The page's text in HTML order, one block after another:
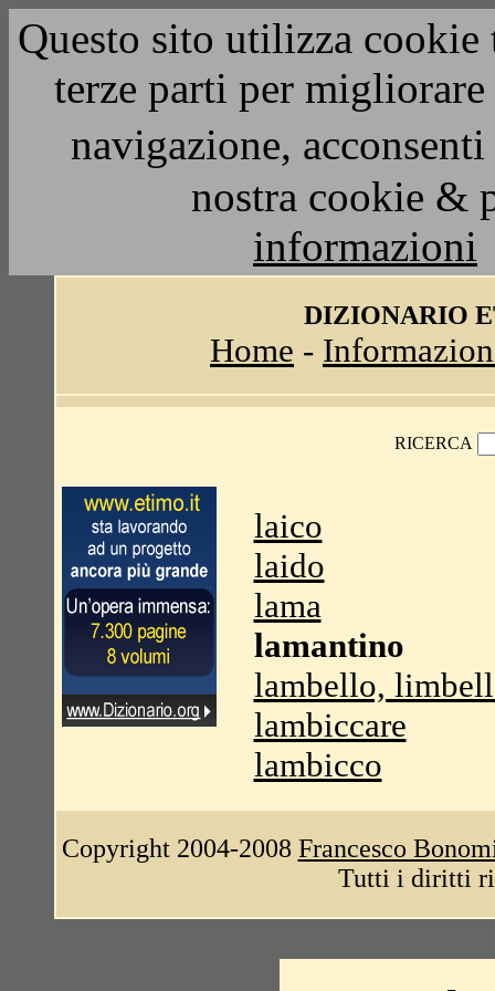
Questo sito utilizza
terze parti per
navigazione,
nostra cookie &
informazioni
DIZIONARIO
Home -
RICERCA
laico
laido
lama
lamantino
lambello,
lambiccare
lambicco
Copyright 2004-2008 Francesco
Tutti i diritti